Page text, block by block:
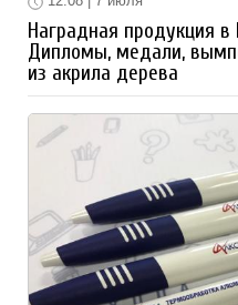
Наградная продукция
Дипломы, медали,
из акрила дерева